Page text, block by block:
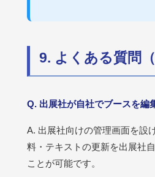
9. よくある質問（
Q. 出展社が自社でブースを編
A. 出展社向けの管理画面を設
料・テキストの更新を出展社
ことが可能です。